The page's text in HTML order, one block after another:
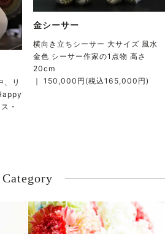
、リ
・
金シーサー
横向き立ちシーサー 大サイズ 風水
金色 シーサー作家の1点物 高さ
20cm
｜ 150,000円(税込165,000円)
Category